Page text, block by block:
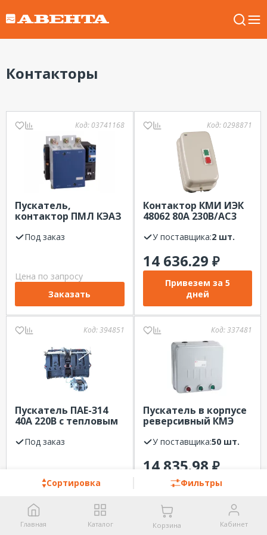
Контакторы
Сортировка Фильтры
Код: 03741168
Пускатель,
контактор ПМЛ КЭАЗ
УХЛ4-Б
Под заказ
Цена по запросу
Заказать
Код: 0298871
Контактор КМИ ИЭК
48062 80А 230В/АС3
У поставщика: 2 шт.
14 636.29 ₽
Привезем за 5
дней
Код:394851
Пускатель ПАЕ-314
40А 220В с тепловым
Под заказ
Цена по запросу
Код:337481
Пускатель в корпусе
реверсивный КМЭ
EKFУ поставщика: 50 шт.
14 835.98 ₽
Привезем за 7
Главная Каталог Корзина Кабинет